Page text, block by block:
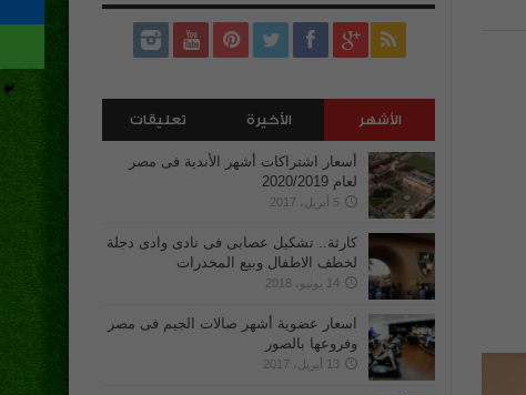
الأشهر الأخيرة تعليقات
أسعار اشتراكات أشهر الأندية فى مصر
لعام 2020/2019
5 أبريل، 2017
كارثة.. تشكيل عصابى فى نادى وادى دجلة
لخطف الاطفال وبيع المخدرات
14 يونيو، 2018
اسعار عضوية أشهر صالات الجيم فى مصر
وفروعها بالصور
13 أبريل، 2017